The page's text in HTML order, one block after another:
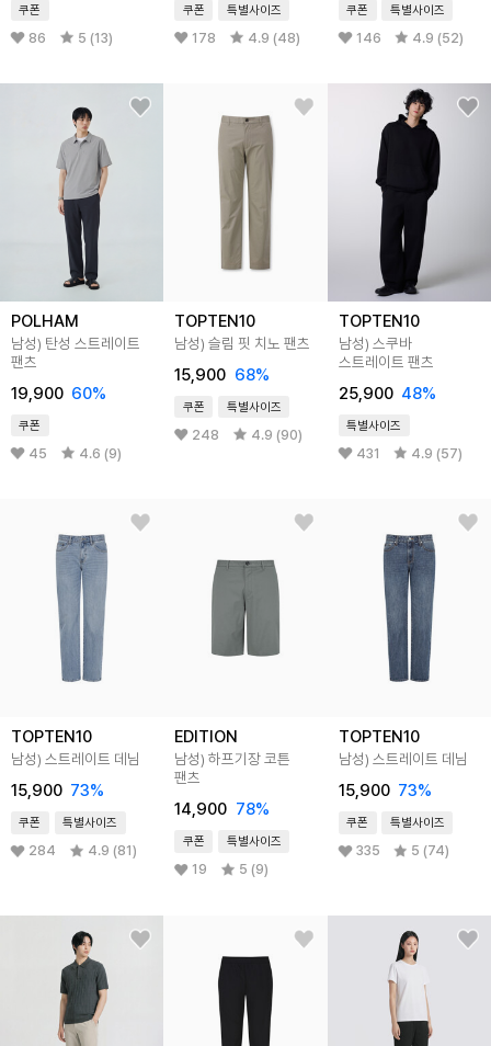
쿠폰
86 5 (13)
쿠폰 특별사이즈
178 4.9 (48)
쿠폰 특별사이즈
146 4.9 (52)
POLHAM
남성) 탄성 스트레이트
팬츠
19,900 60%
쿠폰
45 4.6 (9)
TOPTEN10
남성) 슬림 핏 치노 팬츠
15,900 68%
쿠폰 특별사이즈
248 4.9 (90)
TOPTEN10
남성) 스쿠바
스트레이트 팬츠
25,900 48%
특별사이즈
431 4.9 (57)
TOPTEN10
남성) 스트레이트 데님
15,900 73%
쿠폰 특별사이즈
284 4.9 (81)
EDITION
남성) 하프기장 코튼
팬츠
14,900 78%
쿠폰 특별사이즈
19 5 (9)
TOPTEN10
남성) 스트레이트 데님
15,900 73%
쿠폰 특별사이즈
335 5 (74)